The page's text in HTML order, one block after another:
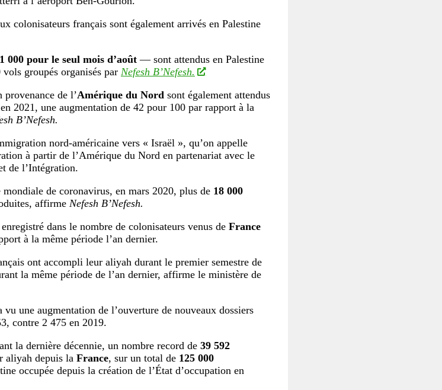
colonisateurs français sont également arrivés en Palestine
1 000 pour le seul mois d’août — sont attendus en Palestine
groupés organisés par Nefesh B’Nefesh.
provenance de l’Amérique du Nord sont également attendus
2021, une augmentation de 42 pour 100 par rapport à la
B’Nefesh.
nord-américaine vers « Israël », qu’on appelle
à partir de l’Amérique du Nord en partenariat avec le
de l’Intégration.
de coronavirus, en mars 2020, plus de 18 000
affirme Nefesh B’Nefesh.
dans le nombre de colonisateurs venus de France
à la même période l’an dernier.
ont accompli leur aliyah durant le premier semestre de
la même période de l’an dernier, affirme le ministère de
vu une augmentation de l’ouverture de nouveaux dossiers
contre 2 475 en 2019.
la dernière décennie, un nombre record de 39 592
aliyah depuis la France, sur un total de 125 000
occupée depuis la création de l’État d’occupation en